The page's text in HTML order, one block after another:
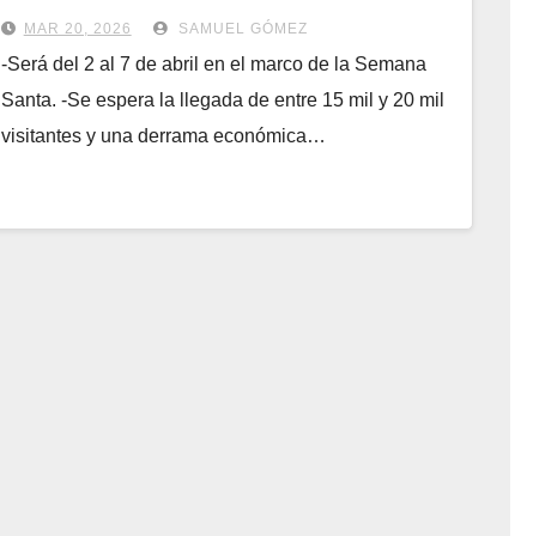
Pantepec
MAR 20, 2026 SAMUEL GÓMEZ
-Será del 2 al 7 de abril en el marco de la Semana
Santa. -Se espera la llegada de entre 15 mil y 20 mil
visitantes y una derrama económica…